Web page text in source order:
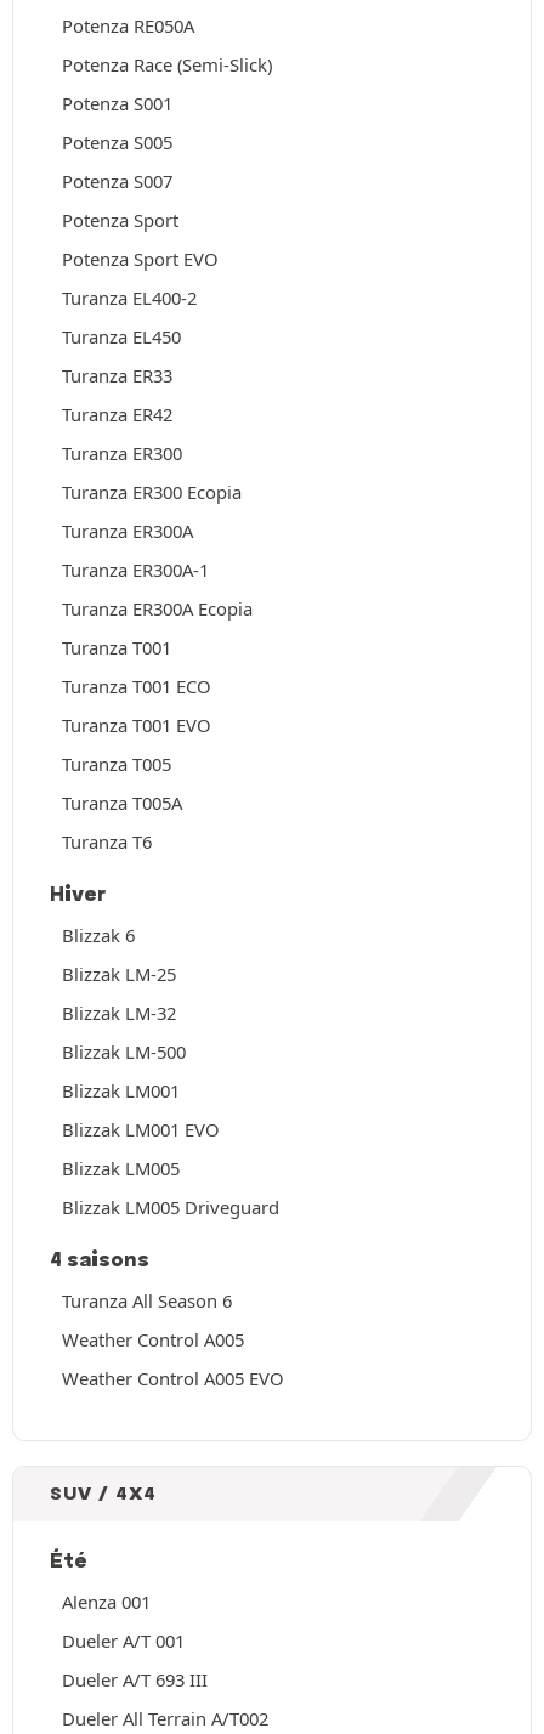
Potenza RE050A
Potenza Race (Semi-Slick)
Potenza S001
Potenza S005
Potenza S007
Potenza Sport
Potenza Sport EVO
Turanza EL400-2
Turanza EL450
Turanza ER33
Turanza ER42
Turanza ER300
Turanza ER300 Ecopia
Turanza ER300A
Turanza ER300A-1
Turanza ER300A Ecopia
Turanza T001
Turanza T001 ECO
Turanza T001 EVO
Turanza T005
Turanza T005A
Turanza T6
Hiver
Blizzak 6
Blizzak LM-25
Blizzak LM-32
Blizzak LM-500
Blizzak LM001
Blizzak LM001 EVO
Blizzak LM005
Blizzak LM005 Driveguard
4 saisons
Turanza All Season 6
Weather Control A005
Weather Control A005 EVO
SUV / 4X4
Été
Alenza 001
Dueler A/T 001
Dueler A/T 693 III
Dueler All Terrain A/T002